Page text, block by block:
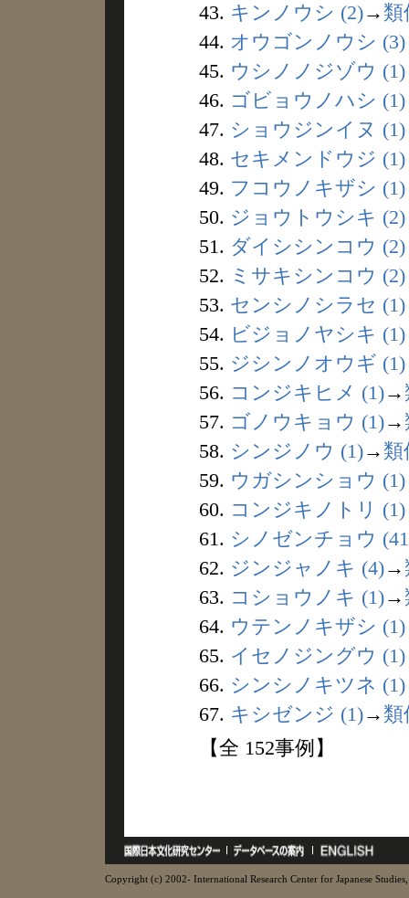
43. キンノウシ (2)→ 類
44. オウゴンノウシ (3)
45. ウシノノジゾウ (1)
46. ゴビョウノハシ (1)
47. ショウジンイヌ (1)
48. セキメンドウジ (1)
49. フコウノキザシ (1)
50. ジョウトウシキ (2)
51. ダイシシンコウ (2)
52. ミサキシンコウ (2)
53. センシノシラセ (1)
54. ビジョノヤシキ (1)
55. ジシンノオウギ (1)
56. コンジキヒメ (1)→
57. ゴノウキョウ (1)→
58. シンジノウ (1)→ 類
59. ウガシンショウ (1)
60. コンジキノトリ (1)
61. シノゼンチョウ
62. ジンジャノキ (4)→
63. コショウノキ (1)→
64. ウテンノキザシ (1)
65. イセノジングウ (1)
66. シンシノキツネ (1)
67. キシゼンジ (1)→ 類
【全 152事例】
Copyright (c) 2002- International Research Center for Japanese